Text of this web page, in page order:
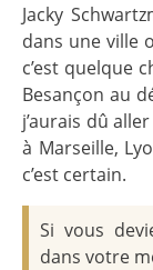
Jacky
dans une ville
c’est quelque
Besançon au
j’aurais dû
à Marseille,
c’est certain.
Si vous
dans votre